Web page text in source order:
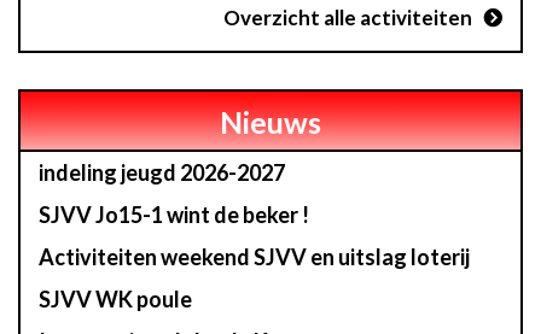
Overzicht alle activiteiten
Nieuws
indeling jeugd 2026-2027
SJVV Jo15-1 wint de beker !
Activiteiten weekend SJVV en uitslag loterij
SJVV WK poule